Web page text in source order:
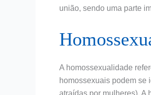
união, sendo uma parte
A homossexualidade
homossexuais podem se